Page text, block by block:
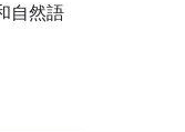
自然語